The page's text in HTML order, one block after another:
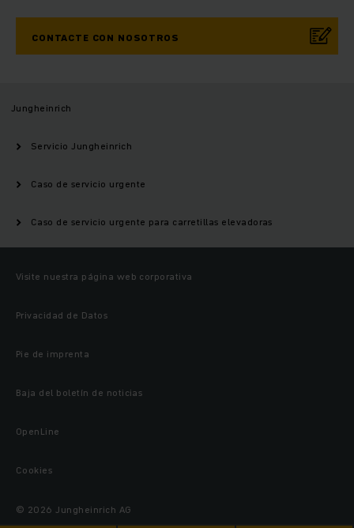
CONTACTE CON NOSOTROS
Jungheinrich
Servicio Jungheinrich
Caso de servicio urgente
Caso de servicio urgente para carretillas elevadoras
Visite nuestra página web corporativa
Privacidad de Datos
Pie de imprenta
Baja del boletín de noticias
OpenLine
Cookies
© 2026 Jungheinrich AG